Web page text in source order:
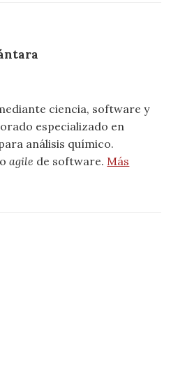
ciencia, software y
especializado en
análisis químico.
agile de software. Más